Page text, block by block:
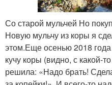
Со старой мульчей Но
Новую мульчу из коры я
этом.Еще осенью 2018
кучу коры (видно, с какой-
решила: «Надо брать!